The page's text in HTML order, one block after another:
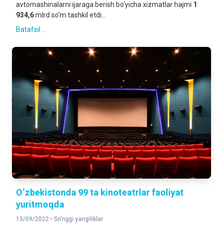
avtomashinalarni ijaraga berish bo‘yicha xizmatlar hajmi 1
934,6mlrd so‘m tashkil etdi...
Batafsil ...
O‘zbekistonda 99 ta kinoteatrlar faoliyat
yuritmoqda
13/09/2022 • So'nggi yangiliklar